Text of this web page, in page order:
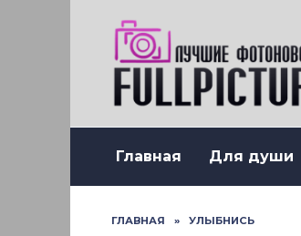
Главная Для души
ГЛАВНАЯ » УЛЫБНИСЬ